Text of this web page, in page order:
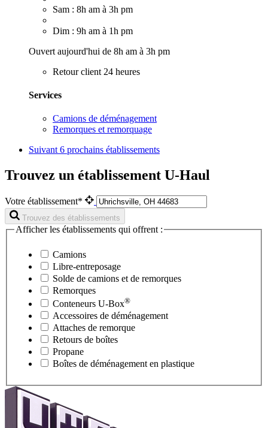
Sam : 8h am à 3h pm
Dim : 9h am à 1h pm
Ouvert aujourd'hui de 8h am à 3h pm
Retour client 24 heures
Services
Camions de déménagement
Remorques et remorquage
Suivant 6 prochains établissements
Trouvez un établissement U-Haul
Votre établissement*
Trouvez des établissements
Afficher les établissements qui offrent :
Camions
Libre-entreposage
Solde de camions et de remorques
Remorques
Conteneurs U-Box®
Accessoires de déménagement
Attaches de remorque
Retours de boîtes
Propane
Boîtes de déménagement en plastique